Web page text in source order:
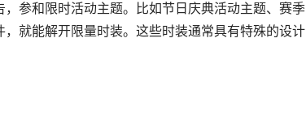
参和限时活动主题。比如节日庆典活动主题、赛季
就能解开限量时装。这些时装通常具有特殊的设计